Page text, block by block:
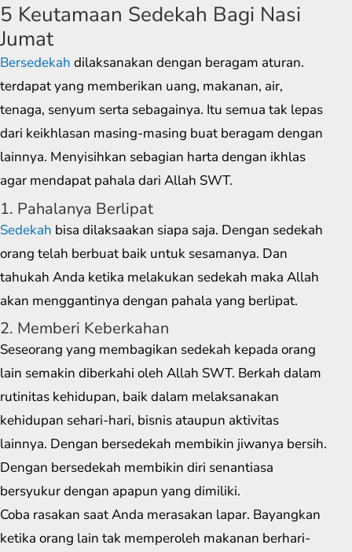
5 Keutamaan Sedekah Bagi Nasi
Jumat
Bersedekah dilaksanakan dengan beragam aturan.
terdapat yang memberikan uang, makanan, air,
tenaga, senyum serta sebagainya. Itu semua tak lepas
dari keikhlasan masing-masing buat beragam dengan
lainnya. Menyisihkan sebagian harta dengan ikhlas
agar mendapat pahala dari Allah SWT.
1. Pahalanya Berlipat
Sedekah bisa dilaksaakan siapa saja. Dengan sedekah
orang telah berbuat baik untuk sesamanya. Dan
tahukah Anda ketika melakukan sedekah maka Allah
akan menggantinya dengan pahala yang berlipat.
2. Memberi Keberkahan
Seseorang yang membagikan sedekah kepada orang
lain semakin diberkahi oleh Allah SWT. Berkah dalam
rutinitas kehidupan, baik dalam melaksanakan
kehidupan sehari-hari, bisnis ataupun aktivitas
lainnya. Dengan bersedekah membikin jiwanya bersih.
Dengan bersedekah membikin diri senantiasa
bersyukur dengan apapun yang dimiliki.
Coba rasakan saat Anda merasakan lapar. Bayangkan
ketika orang lain tak memperoleh makanan berhari-